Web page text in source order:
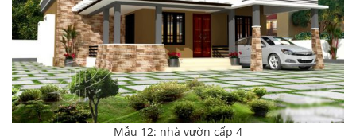
Mẫu 12: nhà vườn cấp 4